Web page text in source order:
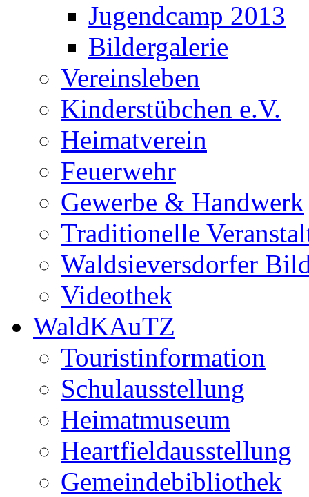
Jugendcamp 2013
Bildergalerie
Vereinsleben
Kinderstübchen e.V.
Heimatverein
Feuerwehr
Gewerbe & Handwerk
Traditionelle
Waldsieversdorfer
Videothek
WaldKAuTZ
Touristinformation
Schulausstellung
Heimatmuseum
Heartfieldausstellung
Gemeindebibliothek